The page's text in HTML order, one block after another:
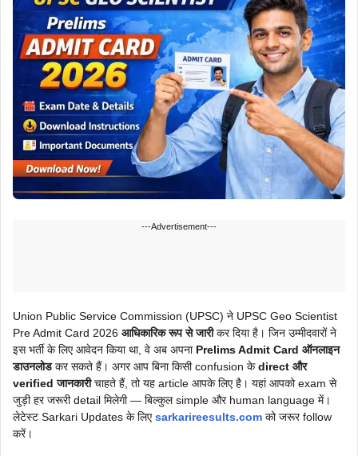
---Advertisement---
Union Public Service Commission (UPSC) ने UPSC Geo Scientist
Pre Admit Card 2026 आधिकारिक रूप से जारीकर दिया है। जिन उम्मीदवारों ने
इस भर्ती के लिए आवेदन किया था, वे अब अपना Prelims Admit Card ऑनलाइन
डाउनलोडकर सकते हैं। अगर आप बिना किसी confusion केdirect और
verified जानकारीचाहते हैं, तो यह article आपके लिए है। यहां आपको exam से
जुड़ी हर जरूरी detail मिलेगी — बिल्कुल simple और human language में।
लेटेस्ट Sarkari Updates के लिएsarkarireesults.com को जरूर follow
करें।